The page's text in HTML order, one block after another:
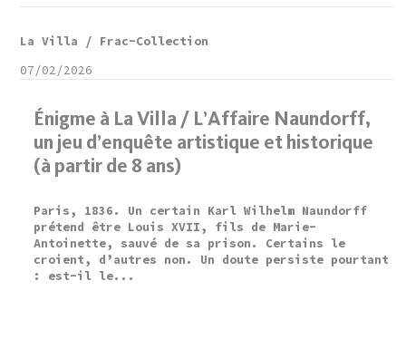
Énigme à La Villa / L’Affaire Naundorff,
un jeu d’enquête artistique et historique
(à partir de 8 ans)
Paris, 1836. Un certain Karl Wilhelm Naundorff
prétend être Louis XVII, fils de Marie-
Antoinette, sauvé de sa prison. Certains le
croient, d’autres non. Un doute persiste pourtant
: est-il le...
La Villa / Frac-Collection
07/02/2026